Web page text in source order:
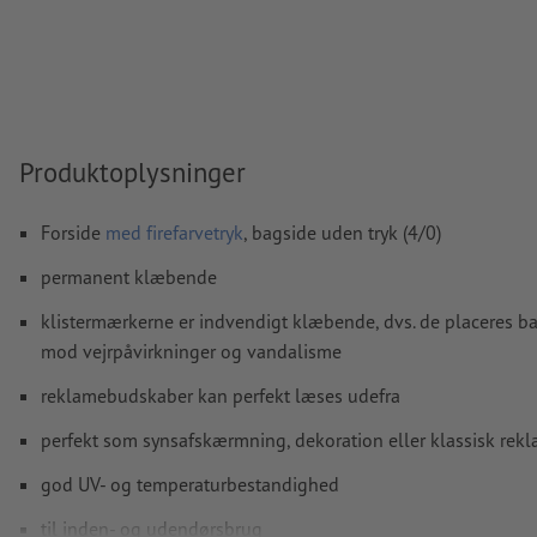
Produktoplysninger
Forside med firefarvetryk, bagside uden tryk (4/0)
permanent klæbende
klistermærkerne er indvendigt klæbende, dvs. de placeres
mod vejrpåvirkninger og vandalisme
reklamebudskaber kan perfekt læses udefra
perfekt som synsafskærmning, dekoration eller klassisk
god UV- og temperaturbestandighed
til inden- og udendørsbrug